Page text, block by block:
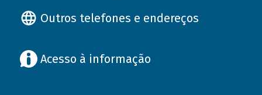
Outros telefones e endereços
Acesso à informação